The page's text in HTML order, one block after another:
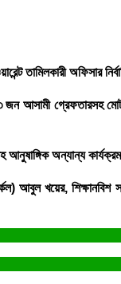
তামিলকারী অফিসার
জন আসামী গ্রেফতারসহ
আনুষাঙ্গিক অন্যান্য
খয়ের, শিক্ষানবিশ